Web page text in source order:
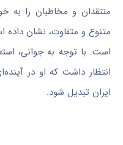
منتقدان و مخاطبان را به
متنوع و متفاوت، نشان داده
است. با توجه به جوانی،
انتظار داشت که او در
ایران تبدیل شود.